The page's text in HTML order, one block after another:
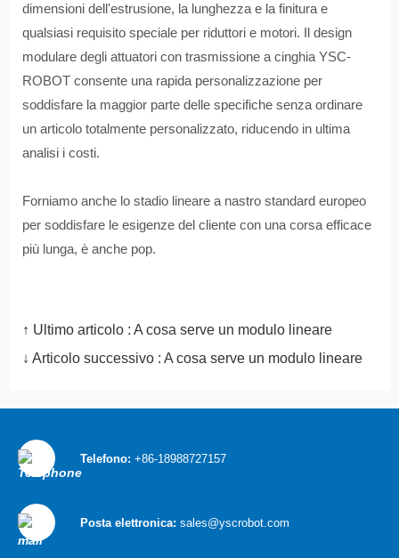
dimensioni dell'estrusione, la lunghezza e la finitura e
qualsiasi requisito speciale per riduttori e motori. Il design
modulare degli attuatori con trasmissione a cinghia YSC-
ROBOT consente una rapida personalizzazione per
soddisfare la maggior parte delle specifiche senza ordinare
un articolo totalmente personalizzato, riducendo in ultima
analisi i costi.
Forniamo anche lo stadio lineare a nastro standard europeo
per soddisfare le esigenze del cliente con una corsa efficace
più lunga, è anche pop.
↑ Ultimo articolo : A cosa serve un modulo lineare
↓ Articolo successivo : A cosa serve un modulo lineare
Telefono: +86-18988727157
Posta elettronica: sales@yscrobot.com